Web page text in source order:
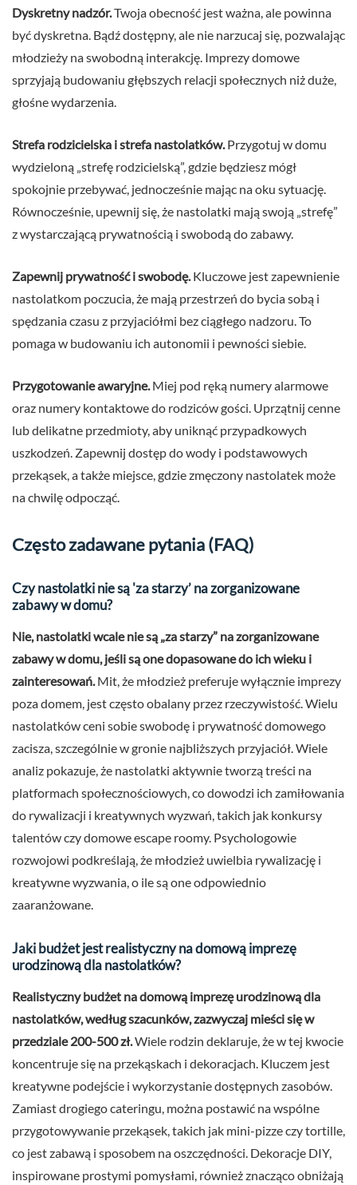
Dyskretny nadzór.Twoja obecność jest ważna, ale powinna
być dyskretna. Bądź dostępny, ale nie narzucaj się, pozwalając
młodzieży na swobodną interakcję. Imprezy domowe
sprzyjają budowaniu głębszych relacji społecznych niż duże,
głośne wydarzenia.
Strefa rodzicielska i strefa nastolatków. Przygotuj w domu
wydzieloną „strefę rodzicielską”, gdzie będziesz mógł
spokojnie przebywać, jednocześnie mając na oku sytuację.
Równocześnie, upewnij się, że nastolatki mają swoją „strefę”
z wystarczającą prywatnością i swobodą do zabawy.
Zapewnij prywatność i swobodę. Kluczowe jest zapewnienie
nastolatkom poczucia, że mają przestrzeń do bycia sobą i
spędzania czasu z przyjaciółmi bez ciągłego nadzoru. To
pomaga w budowaniu ich autonomii i pewności siebie.
Przygotowanie awaryjne. Miej pod ręką numery alarmowe
oraz numery kontaktowe do rodziców gości. Uprzątnij cenne
lub delikatne przedmioty, aby uniknąć przypadkowych
uszkodzeń. Zapewnij dostęp do wody i podstawowych
przekąsek, a także miejsce, gdzie zmęczony nastolatek może
na chwilę odpocząć.
Często zadawane pytania (FAQ)
Czy nastolatki nie są 'za starzy’ na zorganizowane
zabawy w domu?
Nie, nastolatki wcale nie są „za starzy” na zorganizowane
zabawy w domu, jeśli są one dopasowane do ich wieku i
zainteresowań. Mit, że młodzież preferuje wyłącznie imprezy
poza domem, jest często obalany przez rzeczywistość. Wielu
nastolatków ceni sobie swobodę i prywatność domowego
zacisza, szczególnie w gronie najbliższych przyjaciół. Wiele
analiz pokazuje, że nastolatki aktywnie tworzą treści na
platformach społecznościowych, co dowodzi ich zamiłowania
do rywalizacji i kreatywnych wyzwań, takich jak konkursy
talentów czy domowe escape roomy. Psychologowie
rozwojowi podkreślają, że młodzież uwielbia rywalizację i
kreatywne wyzwania, o ile są one odpowiednio
zaaranżowane.
Jaki budżet jest realistyczny na domową imprezę
urodzinową dla nastolatków?
Realistyczny budżet na domową imprezę urodzinową dla
nastolatków, według szacunków, zazwyczaj mieści się w
przedziale 200-500 zł.Wiele rodzin deklaruje, że w tej kwocie
koncentruje się na przekąskach i dekoracjach. Kluczem jest
kreatywne podejście i wykorzystanie dostępnych zasobów.
Zamiast drogiego cateringu, można postawić na wspólne
przygotowywanie przekąsek, takich jak mini-pizze czy tortille,
co jest zabawą i sposobem na oszczędności. Dekoracje DIY,
inspirowane prostymi pomysłami, również znacząco obniżają